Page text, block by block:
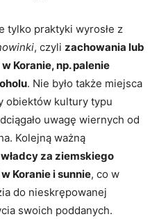
tylko praktyki wyrosłe z
, czyli zachowania lub
Koranie, np. palenie
. Nie było także miejsca
obiektów kultury typu
uwagę wiernych od
Kolejną ważną
za ziemskiego
Koranie i sunnie, co w
do nieskrępowanej
swoich poddanych.